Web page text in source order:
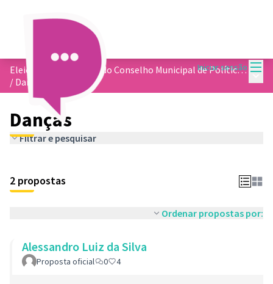
Iniciar sessão
Eleição dos membros do Conselho Municipal de Política Cultural
/ Danças
Danças
Filtrar e pesquisar
2 propostas
Ordenar propostas por:
Alessandro Luiz da Silva
Proposta oficial 0 4